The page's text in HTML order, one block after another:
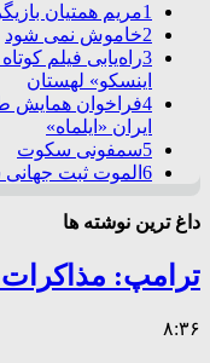
1مریم همتیان
2خاموش نمی شود
3راه‌یابی فیلم
اینسکو» لهستان
4فراخوان همایش
ایران «ایلماه»
5سمفونی سکوت
6 الموت ثبت
داغ ترین نوشته ها
ترامپ:
۸:۳۶